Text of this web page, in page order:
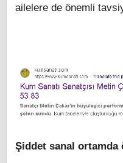
ailelere de önemli
Şiddet sanal